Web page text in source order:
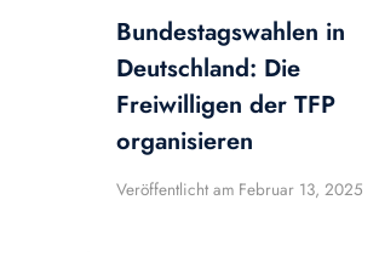
Bundestagswahlen in
Deutschland: Die
Freiwilligen der TFP
organisieren
Veröffentlicht am Februar 13, 2025